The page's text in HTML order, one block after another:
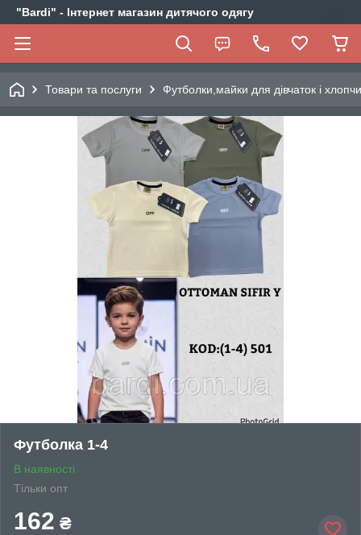
"Bardi" - Інтернет магазин дитячого одягу
Товари та послуги Футболки,майки для дівчаток і
Футболка 1-4
В наявності
Тільки опт
162 ₴